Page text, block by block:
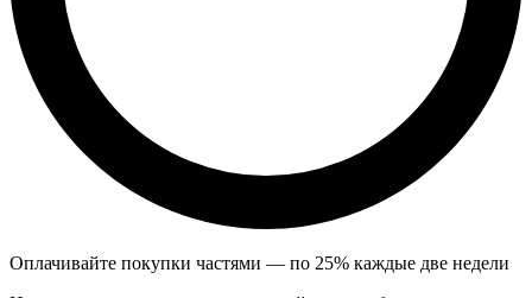
Оплачивайте покупки частями — по 25% каждые две недели